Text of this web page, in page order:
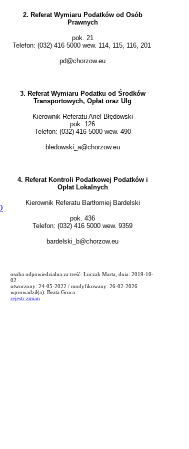
2. Referat Wymiaru Podatków od Osób
Prawnych
pok. 21
Telefon: (032) 416 5000 wew. 114, 115, 116, 201
pd@chorzow.eu
3. Referat Wymiaru Podatku od Środków
Transportowych, Opłat oraz Ulg
Kierownik Referatu Ariel Błędowski
pok. 126
Telefon: (032) 416 5000 wew. 490
bledowski_a@chorzow.eu
4. Referat Kontroli Podatkowej Podatków i
Opłat Lokalnych
Kierownik Referatu Bartłomiej Bardelski
pok. 436
Telefon: (032) 416 5000 wew. 9359
bardelski_b@chorzow.eu
osoba odpowiedzialna za treść: Łuczak Marta, dnia: 2019-10-
02
utworzony: 24-05-2022 / modyfikowany: 26-02-2026
wprowadził(a): Beata Gruca
rejestr zmian